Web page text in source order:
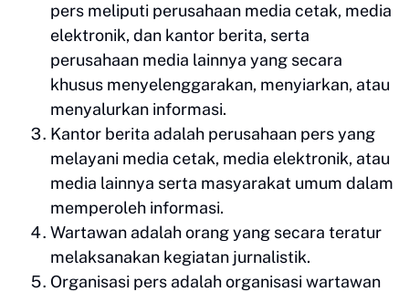
pers meliputi perusahaan media cetak, media
elektronik, dan kantor berita, serta
perusahaan media lainnya yang secara
khusus menyelenggarakan, menyiarkan, atau
menyalurkan informasi.
Kantor berita adalah perusahaan pers yang
melayani media cetak, media elektronik, atau
media lainnya serta masyarakat umum dalam
memperoleh informasi.
Wartawan adalah orang yang secara teratur
melaksanakan kegiatan jurnalistik.
Organisasi pers adalah organisasi wartawan